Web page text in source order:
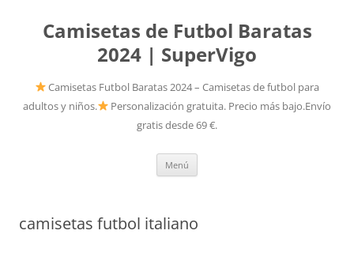
Camisetas de Futbol Baratas
2024 | SuperVigo
Camisetas Futbol Baratas 2024 – Camisetas de futbol para
adultos y niños.
Personalización gratuita. Precio más bajo.Envío
gratis desde 69 €.
Menú
camisetas futbol italiano